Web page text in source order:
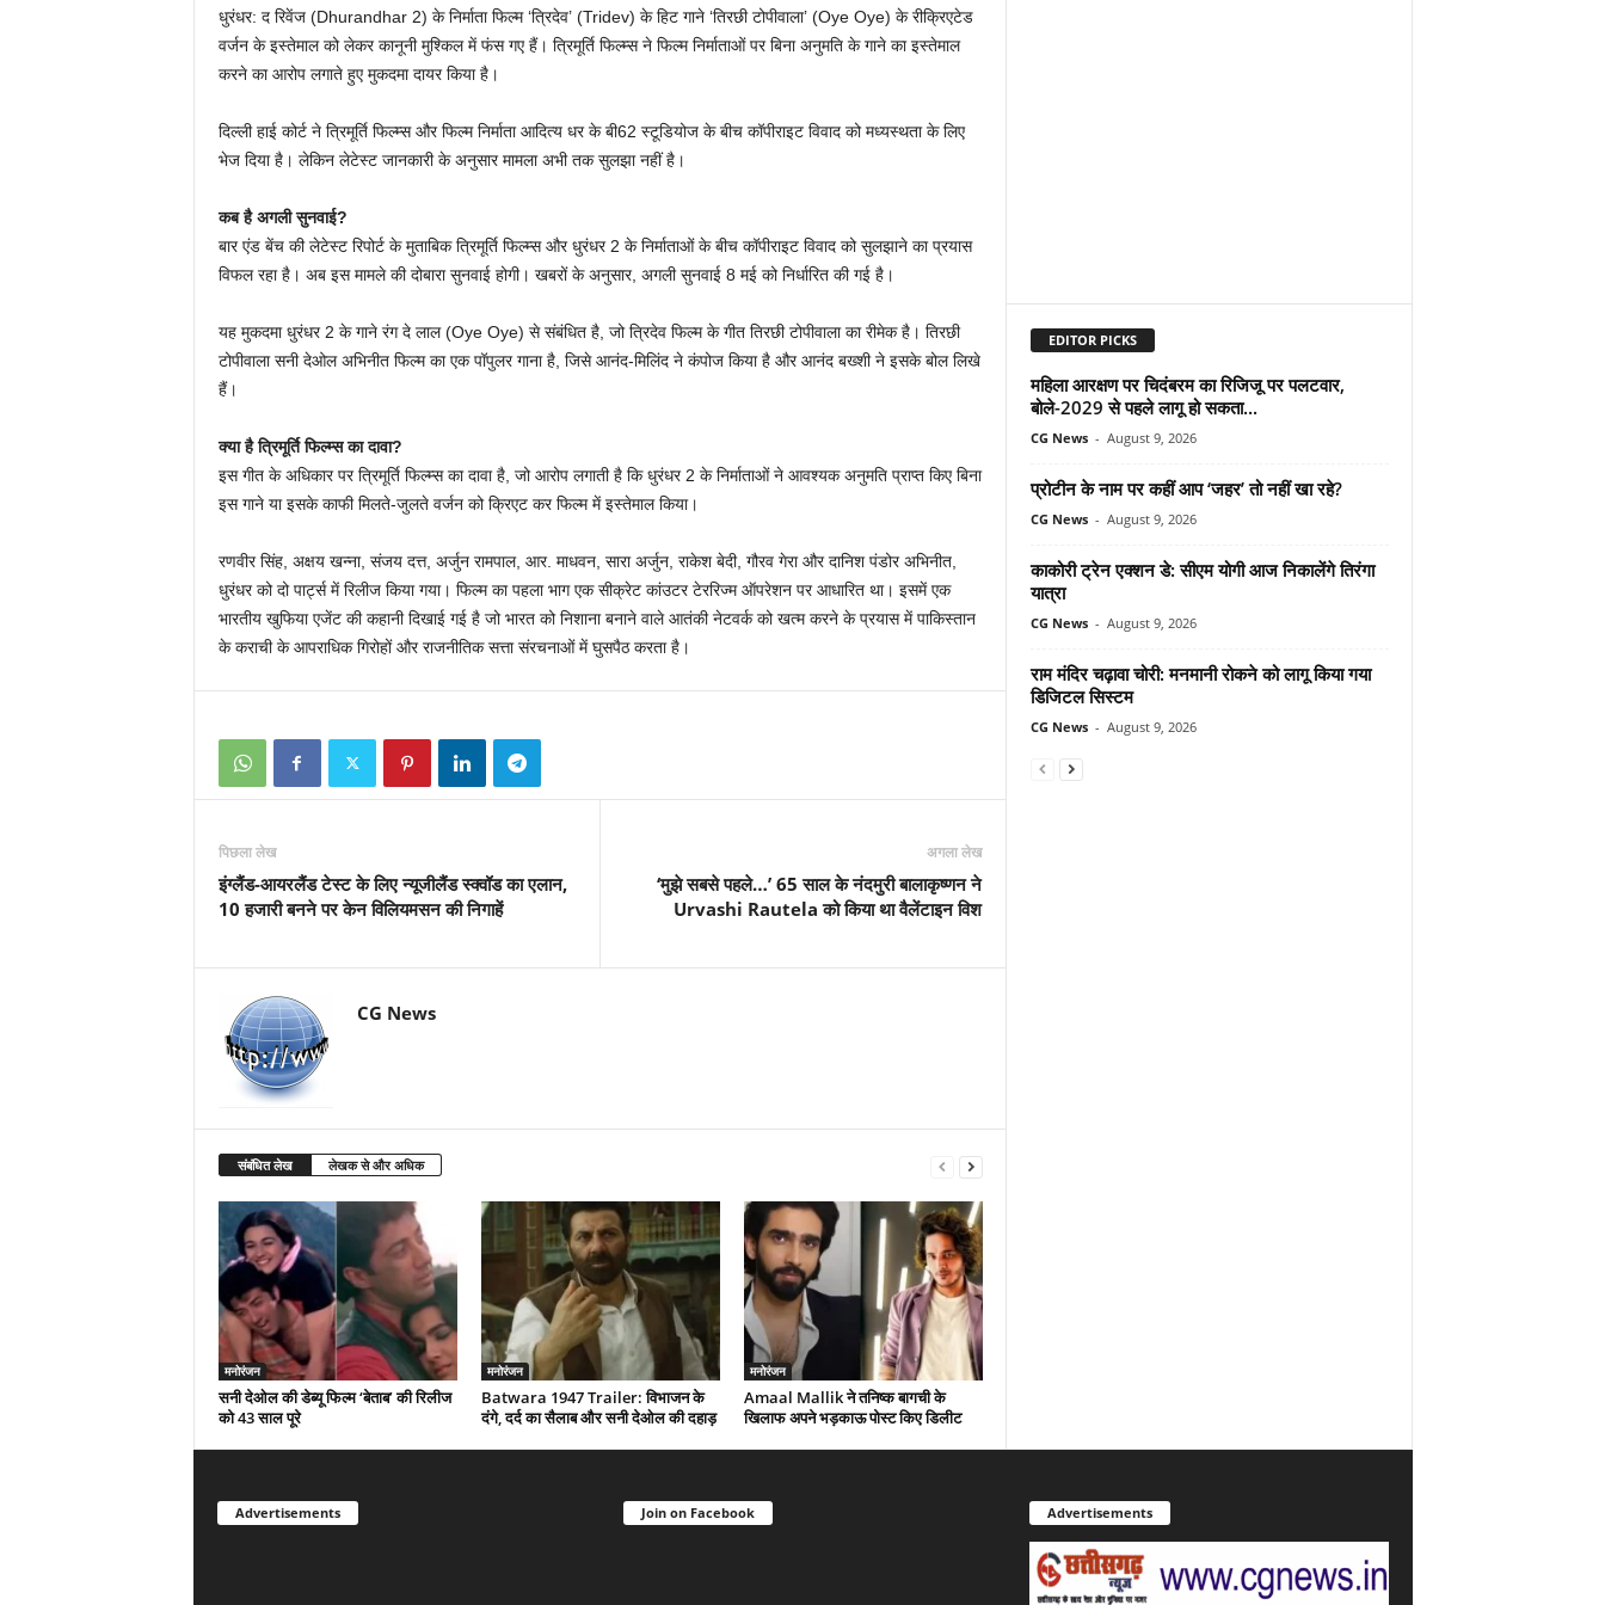
धुरंधर: द रिवेंज (Dhurandhar 2) के निर्माता फिल्म ‘त्रिदेव’ (Tridev) के हिट गाने ‘तिरछी टोपीवाला’ (Oye Oye) के रीक्रिएटेड
वर्जन के इस्तेमाल को लेकर कानूनी मुश्किल में फंस गए हैं। त्रिमूर्ति फिल्म्स ने फिल्म निर्माताओं पर बिना अनुमति के गाने का इस्तेमाल
करने का आरोप लगाते हुए मुकदमा दायर किया है।
दिल्ली हाई कोर्ट ने त्रिमूर्ति फिल्म्स और फिल्म निर्माता आदित्य धर के बी62 स्टूडियोज के बीच कॉपीराइट विवाद को मध्यस्थता के लिए
भेज दिया है। लेकिन लेटेस्ट जानकारी के अनुसार मामला अभी तक सुलझा नहीं है।
कब है अगली सुनवाई?
बार एंड बेंच की लेटेस्ट रिपोर्ट के मुताबिक त्रिमूर्ति फिल्म्स और धुरंधर 2 के निर्माताओं के बीच कॉपीराइट विवाद को सुलझाने का प्रयास
विफल रहा है। अब इस मामले की दोबारा सुनवाई होगी। खबरों के अनुसार, अगली सुनवाई 8 मई को निर्धारित की गई है।
यह मुकदमा धुरंधर 2 के गाने रंग दे लाल (Oye Oye) से संबंधित है, जो त्रिदेव फिल्म के गीत तिरछी टोपीवाला का रीमेक है। तिरछी
टोपीवाला सनी देओल अभिनीत फिल्म का एक पॉपुलर गाना है, जिसे आनंद-मिलिंद ने कंपोज किया है और आनंद बख्शी ने इसके बोल लिखे
हैं।
क्या है त्रिमूर्ति फिल्म्स का दावा?
इस गीत के अधिकार पर त्रिमूर्ति फिल्म्स का दावा है, जो आरोप लगाती है कि धुरंधर 2 के निर्माताओं ने आवश्यक अनुमति प्राप्त किए बिना
इस गाने या इसके काफी मिलते-जुलते वर्जन को क्रिएट कर फिल्म में इस्तेमाल किया।
रणवीर सिंह, अक्षय खन्ना, संजय दत्त, अर्जुन रामपाल, आर. माधवन, सारा अर्जुन, राकेश बेदी, गौरव गेरा और दानिश पंडोर अभिनीत,
धुरंधर को दो पार्ट्स में रिलीज किया गया। फिल्म का पहला भाग एक सीक्रेट कांउटर टेररिज्म ऑपरेशन पर आधारित था। इसमें एक
भारतीय खुफिया एजेंट की कहानी दिखाई गई है जो भारत को निशाना बनाने वाले आतंकी नेटवर्क को खत्म करने के प्रयास में पाकिस्तान
के कराची के आपराधिक गिरोहों और राजनीतिक सत्ता संरचनाओं में घुसपैठ करता है।
पिछला लेख
इंग्लैंड-आयरलैंड टेस्ट के लिए न्यूजीलैंड स्क्वॉड का एलान,
10 हजारी बनने पर केन विलियमसन की निगाहें
अगला लेख
‘मुझे सबसे पहले…’ 65 साल के नंदमुरी बालाकृष्णन ने
Urvashi Rautela को किया था वैलेंटाइन विश
CG News
संबंधित लेख लेखक से और अधिक
मनोरंजन
सनी देओल की डेब्यू फिल्म ‘बेताब’ की रिलीज
को 43 साल पूरे
मनोरंजन
Batwara 1947 Trailer: विभाजन के
दंगे, दर्द का सैलाब और सनी देओल की दहाड़
मनोरंजन
Amaal Mallik ने तनिष्क बागची के
खिलाफ अपने भड़काऊ पोस्ट किए डिलीट
EDITOR PICKS
महिला आरक्षण पर चिदंबरम का रिजिजू पर पलटवार,
बोले-2029 से पहले लागू हो सकता...
CG News - August 9, 2026
प्रोटीन के नाम पर कहीं आप ‘जहर’ तो नहीं खा रहे?
CG News - August 9, 2026
काकोरी ट्रेन एक्शन डे: सीएम योगी आज निकालेंगे तिरंगा
यात्रा
CG News - August 9, 2026
राम मंदिर चढ़ावा चोरी: मनमानी रोकने को लागू किया गया
डिजिटल सिस्टम
CG News - August 9, 2026
Advertisements Join on Facebook Advertisements